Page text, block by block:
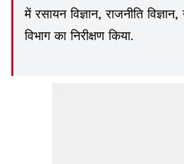
में रसायन विज्ञान, राजनीति
विभाग का निरीक्षण किया.